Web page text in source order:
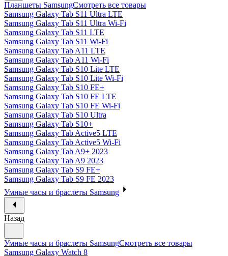
Планшеты SamsungСмотреть все товары
Samsung Galaxy Tab S11 Ultra LTE
Samsung Galaxy Tab S11 Ultra Wi-Fi
Samsung Galaxy Tab S11 LTE
Samsung Galaxy Tab S11 Wi-Fi
Samsung Galaxy Tab A11 LTE
Samsung Galaxy Tab A11 Wi-Fi
Samsung Galaxy Tab S10 Lite LTE
Samsung Galaxy Tab S10 Lite Wi-Fi
Samsung Galaxy Tab S10 FE+
Samsung Galaxy Tab S10 FE LTE
Samsung Galaxy Tab S10 FE Wi-Fi
Samsung Galaxy Tab S10 Ultra
Samsung Galaxy Tab S10+
Samsung Galaxy Tab Active5 LTE
Samsung Galaxy Tab Active5 Wi-Fi
Samsung Galaxy Tab A9+ 2023
Samsung Galaxy Tab A9 2023
Samsung Galaxy Tab S9 FE+
Samsung Galaxy Tab S9 FE 2023
Умные часы и браслеты Samsung
Назад
Умные часы и браслеты SamsungСмотреть все товары
Samsung Galaxy Watch 8